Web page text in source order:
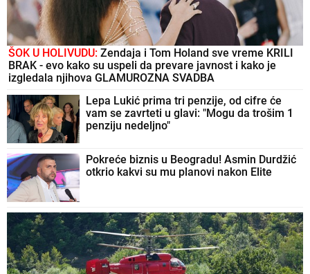
ŠOK U HOLIVUDU: Zendaja i Tom Holand sve vreme KRILI
BRAK - evo kako su uspeli da prevare javnost i kako je
izgledala njihova GLAMUROZNA SVADBA
Lepa Lukić prima tri penzije, od cifre će
vam se zavrteti u glavi: "Mogu da trošim 1
penziju nedeljno"
Pokreće biznis u Beogradu! Asmin Durdžić
otkrio kakvi su mu planovi nakon Elite